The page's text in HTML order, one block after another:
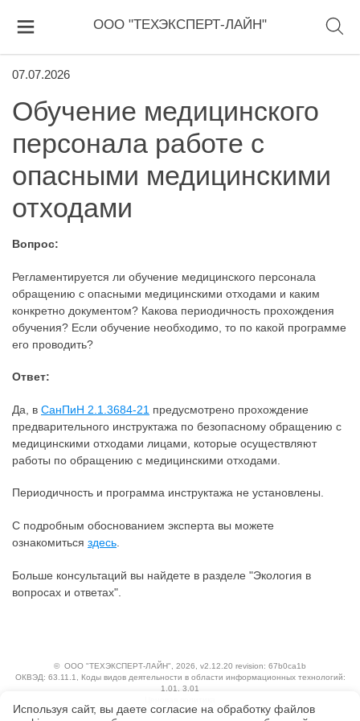
ООО "ТЕХЭКСПЕРТ-ЛАЙН"
07.07.2026
Обучение медицинского
персонала работе с
опасными медицинскими
отходами
Вопрос:
Регламентируется ли обучение медицинского персонала
обращению с опасными медицинскими отходами и каким
конкретно документом? Какова периодичность прохождения
обучения? Если обучение необходимо, то по какой программе
его проводить?
Ответ:
Да, в СанПиН 2.1.3684-21 предусмотрено прохождение
предварительного инструктажа по безопасному обращению с
медицинскими отходами лицами, которые осуществляют
работы по обращению с медицинскими отходами.
Периодичность и программа инструктажа не установлены.
С подробным обоснованием эксперта вы можете
ознакомиться здесь
Больше консультаций вы найдете в разделе "Экология в
вопросах и ответах".
© ООО "ТЕХЭКСПЕРТ-ЛАЙН", 2026, v2.12.20 revision: 67b0ca1b
ОКВЭД: 63.11.1, Коды видов деятельности в области информационных технологий:
1.01, 3.01
Технологии
Используя сайт, вы даете согласие на обработку файлов